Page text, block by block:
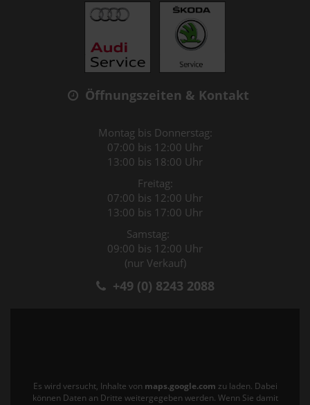
Öffnungszeiten & Kontakt
Montag bis Donnerstag:
07:00 bis 12:00 Uhr
13:00 bis 18:00 Uhr
Freitag:
07:00 bis 12:00 Uhr
13:00 bis 17:00 Uhr
Samstag:
09:00 bis 12:00 Uhr
(nur Verkauf)
+49 (0) 8243 2088
Es wird versucht, Inhalte von maps.google.com zu laden. Dabei
können Daten an Dritte weitergegeben werden. Wenn Sie damit